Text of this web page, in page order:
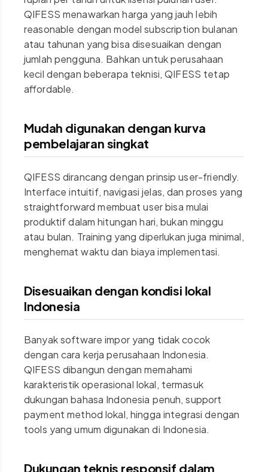
QIFESS menawarkan harga yang jauh lebih
reasonable dengan model subscription bulanan
atau tahunan yang bisa disesuaikan dengan
jumlah pengguna. Bahkan untuk perusahaan
kecil dengan beberapa teknisi, QIFESS tetap
affordable.
Mudah digunakan dengan kurva
pembelajaran singkat
QIFESS dirancang dengan prinsip user-friendly.
Interface intuitif, navigasi jelas, dan proses yang
straightforward membuat user bisa mulai
produktif dalam hitungan hari, bukan minggu
atau bulan. Training yang diperlukan juga minimal,
menghemat waktu dan biaya implementasi.
Disesuaikan dengan kondisi lokal
Indonesia
Banyak software impor yang tidak cocok
dengan cara kerja perusahaan Indonesia.
QIFESS dibangun dengan memahami
karakteristik operasional lokal, termasuk
dukungan bahasa Indonesia penuh, support
payment method lokal, hingga integrasi dengan
tools yang umum digunakan di Indonesia.
Dukungan teknis responsif dalam